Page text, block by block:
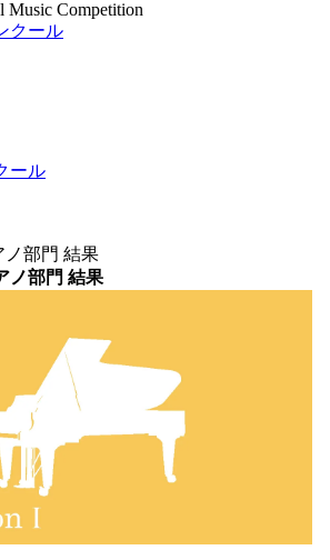
Music Competition
ール
ノ部門 結果
ノ部門 結果